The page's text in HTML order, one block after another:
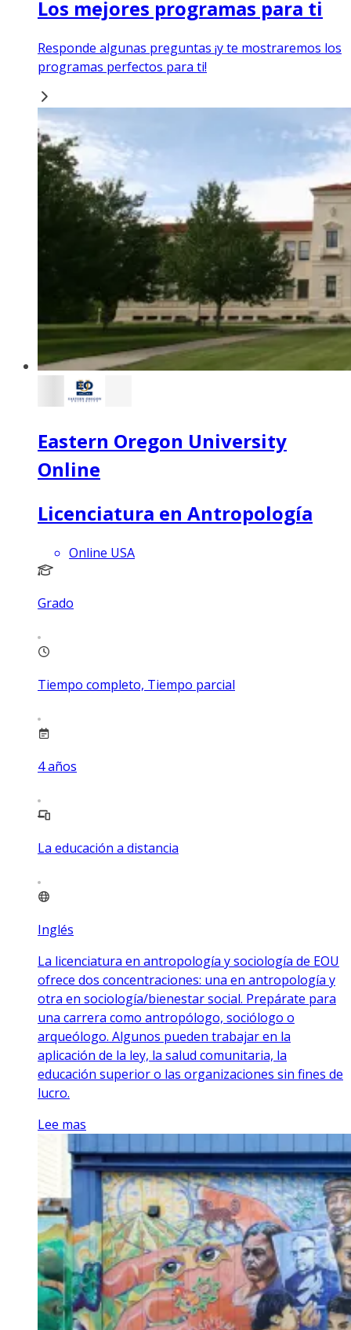
Los mejores programas para ti
Responde algunas preguntas ¡y te mostraremos los
programas perfectos para ti!
Eastern Oregon University
Online
Licenciatura en Antropología
Online USA
Grado
Tiempo completo, Tiempo parcial
4años
La educación a distancia
Inglés
La licenciatura en antropología y sociología de EOU
ofrece dos concentraciones: una en antropología y
otra en sociología/bienestar social. Prepárate para
una carrera como antropólogo, sociólogo o
arqueólogo. Algunos pueden trabajar en la
aplicación de la ley, la salud comunitaria, la
educación superior o las organizaciones sin fines de
lucro.
Lee mas